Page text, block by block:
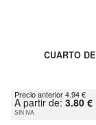
CUARTO
Precio anterior 4.94 €
A partir de: 3.80 €
SIN IVA